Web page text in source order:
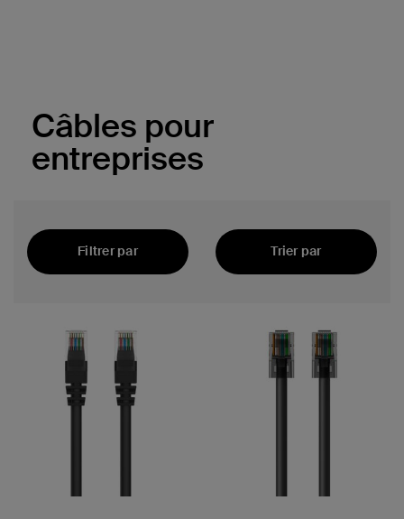
Câbles pour
entreprises
Filtrer par
Trier par